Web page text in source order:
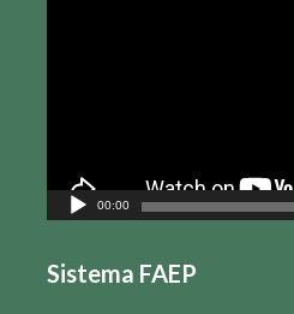
00:00
Sistema FAEP